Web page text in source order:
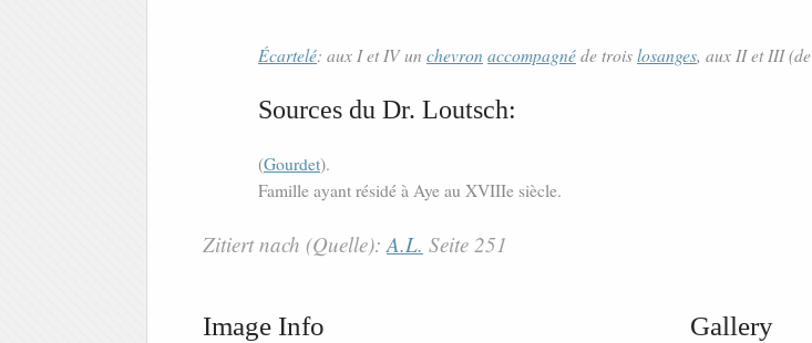
Écartelé: aux I et IV un chevron accompagnéde troislosanges, aux II et III (de
Sources du Dr. Loutsch:
(Gourdet).
Famille ayant résidé à Aye au XVIIIe siècle.
Zitiert nach (Quelle):A.L. Seite 251
Image Info Gallery